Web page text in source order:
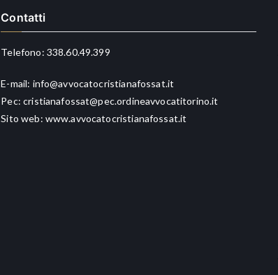
Contatti
Telefono: 338.60.49.399
E-mail: info@avvocatocristianafossat.it
Pec:cristianafossat@pec.ordineavvocatitorino.it
Sito web: www.avvocatocristianafossat.it